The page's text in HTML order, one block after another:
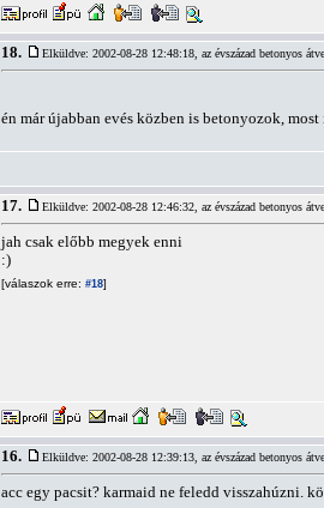
18. Elküldve: 2002-08-28 12:48:18, az évszázad betonyos
én már újabban evés közben is betonyozok,
17. Elküldve: 2002-08-28 12:46:32, az évszázad betonyos
jah csak előbb megyek enni
:)
[válaszok erre: #18]
16. Elküldve: 2002-08-28 12:39:13, az évszázad betonyos
acc egy pacsit? karmaid ne feledd visszahúzni.